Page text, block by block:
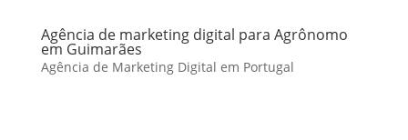
Agência de marketing digital para Agrônomo
em Guimarães
Agência de Marketing Digital em Portugal